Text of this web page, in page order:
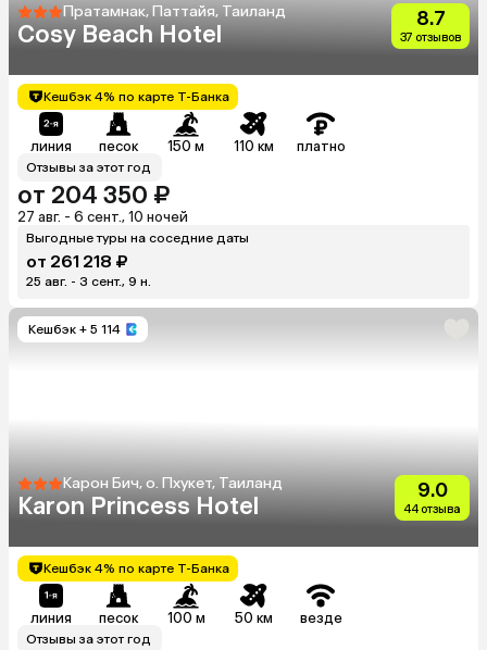
Пратамнак, Паттайя, Таиланд
Cosy Beach Hotel
8.7
37 отзывов
Кешбэк 4% по карте Т-Банка
линия песок 150 м 110 км платно
Отзывы за этот год
от 204 350 ₽
27 авг. - 6 сент., 10 ночей
Выгодные туры на соседние даты
от 261 218 ₽
25 авг. - 3 сент., 9 н.
Кешбэк + 5 114
Карон Бич, о. Пхукет, Таиланд
Karon Princess Hotel
9.0
44 отзыва
Кешбэк 4% по карте Т-Банка
линия песок 100 м 50 км везде
Отзывы за этот год